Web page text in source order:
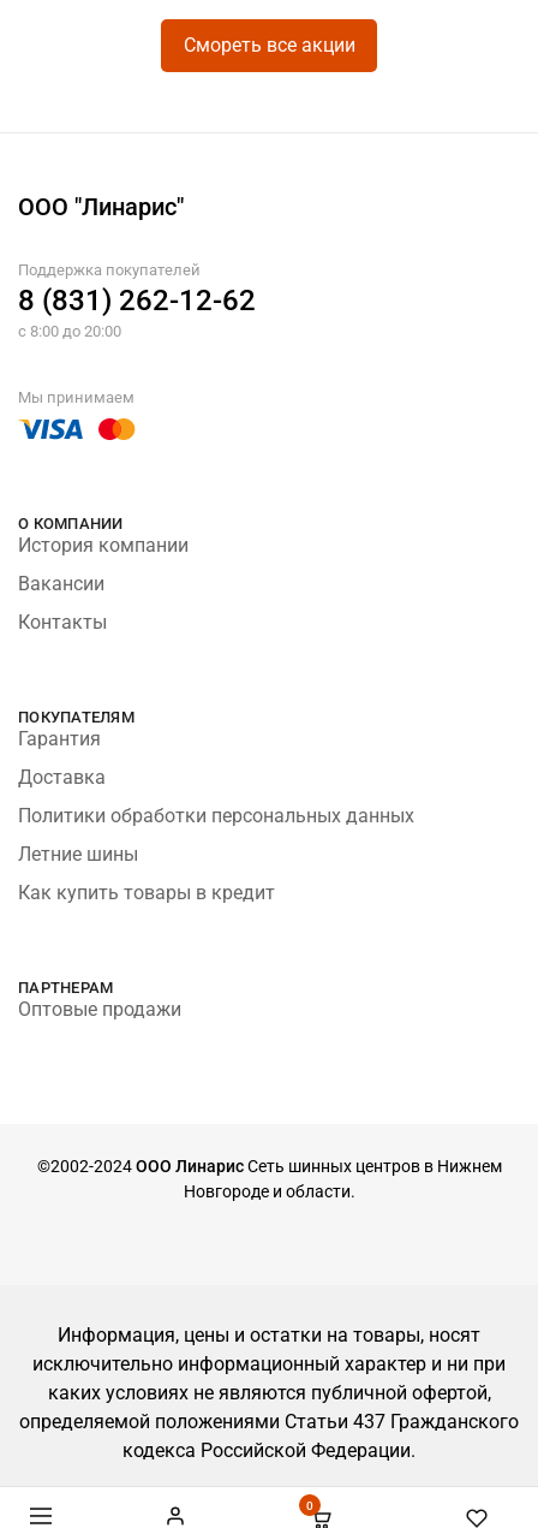
Смореть все акции
ООО "Линарис"
Поддержка покупателей
8 (831) 262-12-62
с 8:00 до 20:00
Мы принимаем
О КОМПАНИИ
История компании
Вакансии
Контакты
ПОКУПАТЕЛЯМ
Гарантия
Доставка
Политики обработки персональных данных
Летние шины
Как купить товары в кредит
ПАРТНЕРАМ
Оптовые продажи
©2002-2024ООО ЛинарисСеть шинных центров в Нижнем
Новгороде и области.
Информация, цены и остатки на товары, носят
исключительно информационный характер и ни при
каких условиях не являются публичной офертой,
определяемой положениями Статьи 437 Гражданского
кодекса Российской Федерации.
0